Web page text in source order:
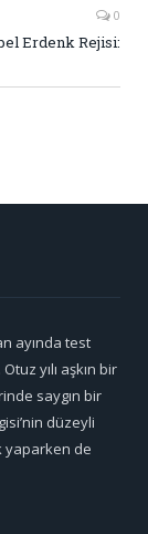
0
Erdenk Rejisi:
ayında test
yılı aşkın bir
saygın bir
düzeyli
yaparken de